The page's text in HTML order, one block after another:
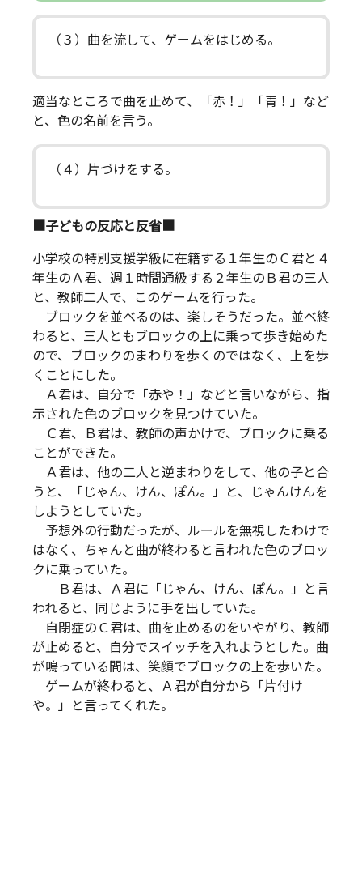
（３）曲を流して、ゲームをはじめる。
適当なところで曲を止めて、「赤！」「青！」など
と、色の名前を言う。
（４）片づけをする。
■子どもの反応と反省■
小学校の特別支援学級に在籍する１年生のＣ君と４
年生のＡ君、週１時間通級する２年生のＢ君の三人
と、教師二人で、このゲームを行った。
ブロックを並べるのは、楽しそうだった。並べ終
わると、三人ともブロックの上に乗って歩き始めた
ので、ブロックのまわりを歩くのではなく、上を歩
くことにした。
Ａ君は、自分で「赤や！」などと言いながら、指
示された色のブロックを見つけていた。
Ｃ君、Ｂ君は、教師の声かけで、ブロックに乗る
ことができた。
Ａ君は、他の二人と逆まわりをして、他の子と合
うと、「じゃん、けん、ぽん。」と、じゃんけんを
しようとしていた。
予想外の行動だったが、ルールを無視したわけで
はなく、ちゃんと曲が終わると言われた色のブロッ
クに乗っていた。
Ｂ君は、Ａ君に「じゃん、けん、ぽん。」と言
われると、同じように手を出していた。
自閉症のＣ君は、曲を止めるのをいやがり、教師
が止めると、自分でスイッチを入れようとした。曲
が鳴っている間は、笑顔でブロックの上を歩いた。
ゲームが終わると、Ａ君が自分から「片付け
や。」と言ってくれた。